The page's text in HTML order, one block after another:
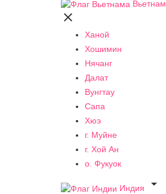
Вьетнам

Ханой
Хошимин
Нячанг
Далат
Вунгтау
Сапа
Хюэ
г. Муйне
г. Хой Ан
о. Фукуок
Индия
